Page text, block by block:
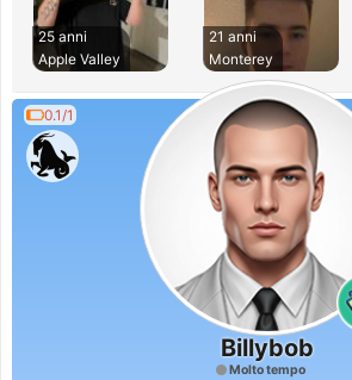
25 anni
Apple Valley
21 anni
Monterey
0.1/1
Billybob
Molto tempo